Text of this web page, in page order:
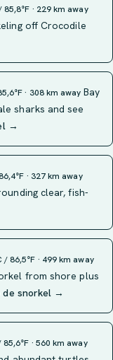
85,8°F · 229 km away
off Crocodile
· 308 km away Bay
sharks and see
→
· 327 km away
clear, fish-
/ 86,5°F · 499 km away
from shore plus
de snorkel →
85,6°F · 560 km away